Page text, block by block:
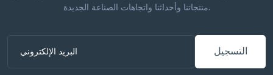
منتجاتنا وأحداثنا واتجاهات الصناعة الجديدة.
التسجيل